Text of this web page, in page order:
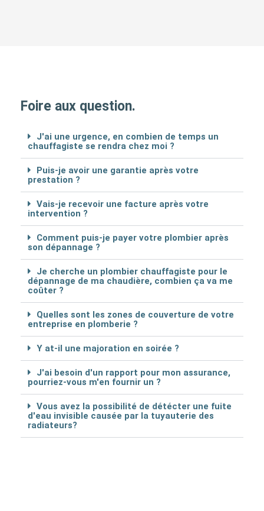
Foire aux question.
J'ai une urgence, en combien de temps un
chauffagiste se rendra chez moi ?
Puis-je avoir une garantie après votre
prestation ?
Vais-je recevoir une facture après votre
intervention ?
Comment puis-je payer votre plombier après
son dépannage ?
Je cherche un plombier chauffagiste pour le
dépannage de ma chaudière, combien ça va me
coûter ?
Quelles sont les zones de couverture de votre
entreprise en plomberie ?
Y at-il une majoration en soirée ?
J'ai besoin d'un rapport pour mon assurance,
pourriez-vous m'en fournir un ?
Vous avez la possibilité de détécter une fuite
d'eau invisible causée par la tuyauterie des
radiateurs?